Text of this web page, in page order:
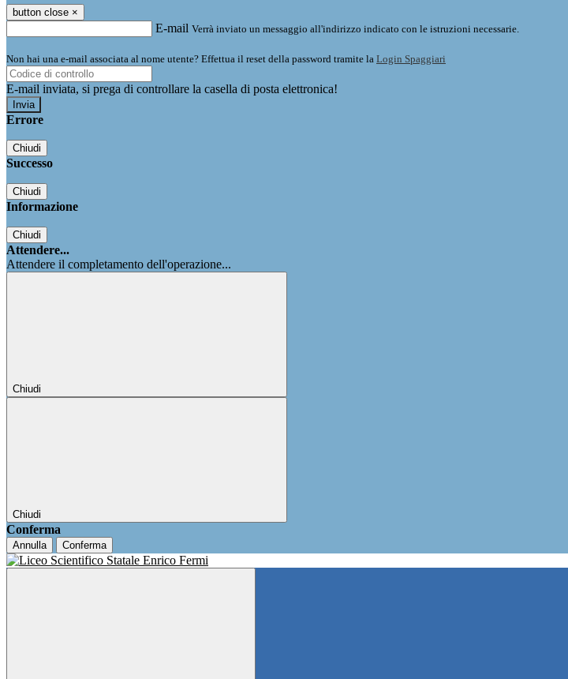
button close ×
E-mail Verrà inviato un messaggio all'indirizzo indicato con le istruzioni necessarie.
Non hai una e-mail associata al nome utente? Effettua il reset della password tramite la Login Spaggiari
E-mail inviata, si prega di controllare la casella di posta elettronica!
Errore
Chiudi
Successo
Chiudi
Informazione
Chiudi
Attendere...
Attendere il completamento dell'operazione...
Chiudi
Chiudi
Conferma
Annulla Conferma